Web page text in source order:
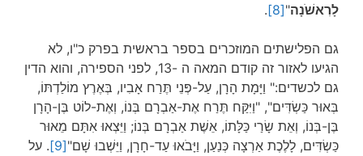
לָרִאשֹׁנָה"
[8]
.
גם הפלישתים המוזכרים בספר בראשית בפרק כ"ו, לא
הגיעו לאזור זה קודם המאה ה -13, לפני הספירה, והוא הדין
גם לכשדים:" וַיָּמָת הָרָן, עַל-פְּנֵי תֶּרַח אָבִיו, בְּאֶרֶץ מוֹלַדְתּוֹ,
בְּאוּר כַּשְׂדִּים", "וַיִּקַּח תֶּרַח אֶת-אַבְרָם בְּנוֹ, וְאֶת-לוֹט בֶּן-הָרָן
בֶּן-בְּנוֹ, וְאֵת שָׂרַי כַּלָּתוֹ, אֵשֶׁת אַבְרָם בְּנוֹ; וַיֵּצְאוּ אִתָּם מֵאוּר
כַּשְׂדִּים, לָלֶכֶת אַרְצָה כְּנַעַן, וַיָּבֹאוּ עַד-חָרָן, וַיֵּשְׁבוּ שָׁם"[9]
. על